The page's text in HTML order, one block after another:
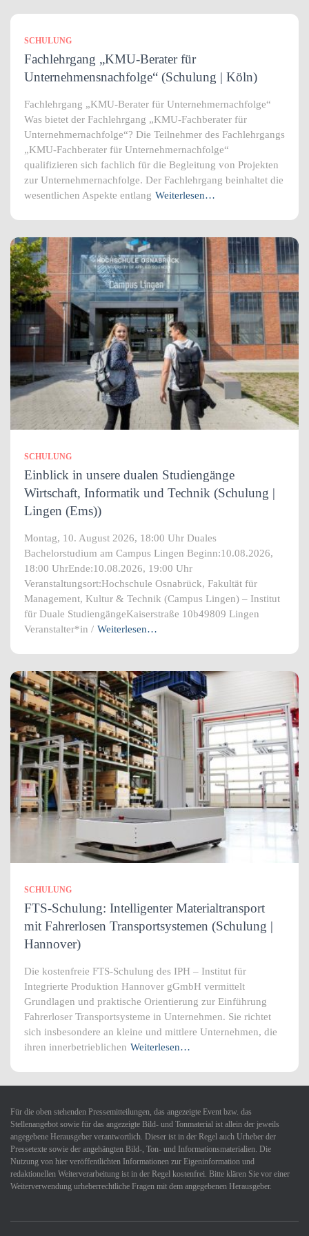
SCHULUNG
Fachlehrgang „KMU-Berater für
Unternehmensnachfolge“ (Schulung | Köln)
Fachlehrgang „KMU-Berater für Unternehmernachfolge“
Was bietet der Fachlehrgang „KMU-Fachberater für
Unternehmernachfolge“? Die Teilnehmer des Fachlehrgangs
„KMU-Fachberater für Unternehmernachfolge“
qualifizieren sich fachlich für die Begleitung von Projekten
zur Unternehmernachfolge. Der Fachlehrgang beinhaltet die
wesentlichen Aspekte entlang Weiterlesen…
SCHULUNG
Einblick in unsere dualen Studiengänge
Wirtschaft, Informatik und Technik (Schulung |
Lingen (Ems))
Montag, 10. August 2026, 18:00 Uhr Duales
Bachelorstudium am Campus Lingen Beginn:10.08.2026,
18:00 UhrEnde:10.08.2026, 19:00 Uhr
Veranstaltungsort:Hochschule Osnabrück, Fakultät für
Management, Kultur & Technik (Campus Lingen) – Institut
für Duale StudiengängeKaiserstraße 10b49809 Lingen
Veranstalter*in / Weiterlesen…
SCHULUNG
FTS-Schulung: Intelligenter Materialtransport
mit Fahrerlosen Transportsystemen (Schulung |
Hannover)
Die kostenfreie FTS-Schulung des IPH – Institut für
Integrierte Produktion Hannover gGmbH vermittelt
Grundlagen und praktische Orientierung zur Einführung
Fahrerloser Transportsysteme in Unternehmen. Sie richtet
sich insbesondere an kleine und mittlere Unternehmen, die
ihren innerbetrieblichen Weiterlesen…
Für die oben stehenden Pressemitteilungen, das angezeigte Event bzw. das
Stellenangebot sowie für das angezeigte Bild- und Tonmaterial ist allein der jeweils
angegebene Herausgeber verantwortlich. Dieser ist in der Regel auch Urheber der
Pressetexte sowie der angehängten Bild-, Ton- und Informationsmaterialien. Die
Nutzung von hier veröffentlichten Informationen zur Eigeninformation und
redaktionellen Weiterverarbeitung ist in der Regel kostenfrei. Bitte klären Sie vor einer
Weiterverwendung urheberrechtliche Fragen mit dem angegebenen Herausgeber.